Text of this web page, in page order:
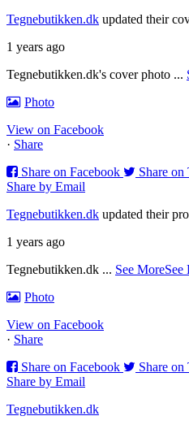
Tegnebutikken.dk updated their
1 years ago
Tegnebutikken.dk's cover photo ...
Photo
View on Facebook
· Share
Share on Facebook
Share
Share by Email
Tegnebutikken.dk updated their
1 years ago
Tegnebutikken.dk ... See MoreSee
Photo
View on Facebook
· Share
Share on Facebook
Share
Share by Email
Tegnebutikken.dk